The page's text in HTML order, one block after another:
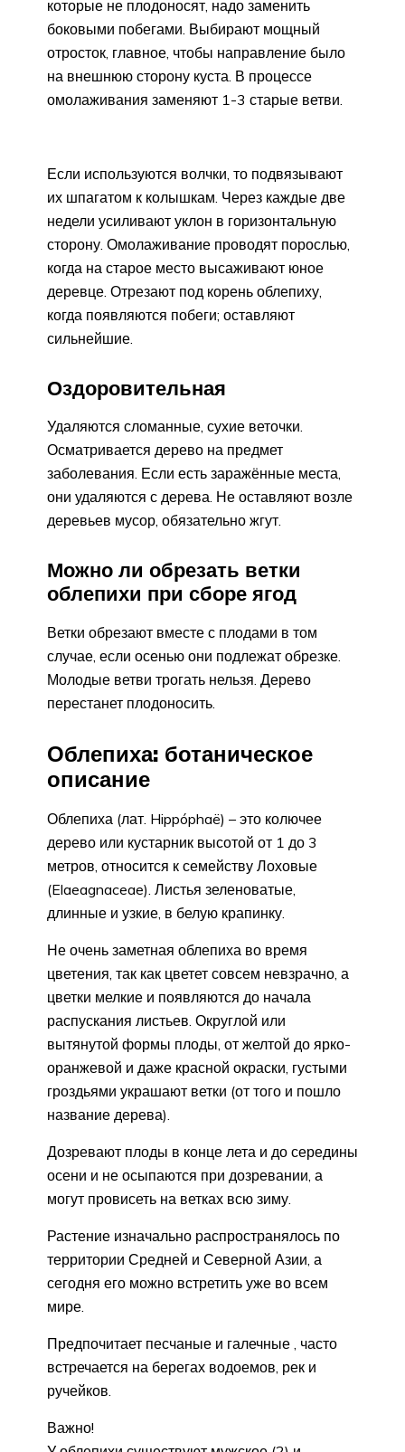
которые не плодоносят, надо заменить
боковыми побегами. Выбирают мощный
отросток, главное, чтобы направление было
на внешнюю сторону куста. В процессе
омолаживания заменяют 1-3 старые ветви.
Если используются волчки, то подвязывают
их шпагатом к колышкам. Через каждые две
недели усиливают уклон в горизонтальную
сторону. Омолаживание проводят порослью,
когда на старое место высаживают юное
деревце. Отрезают под корень облепиху,
когда появляются побеги; оставляют
сильнейшие.
Оздоровительная
Удаляются сломанные, сухие веточки.
Осматривается дерево на предмет
заболевания. Если есть заражённые места,
они удаляются с дерева. Не оставляют возле
деревьев мусор, обязательно жгут.
Можно ли обрезать ветки
облепихи при сборе ягод
Ветки обрезают вместе с плодами в том
случае, если осенью они подлежат обрезке.
Молодые ветви трогать нельзя. Дерево
перестанет плодоносить.
Облепиха: ботаническое
описание
Облепиха (лат. Hippóphaë) – это колючее
дерево или кустарник высотой от 1 до 3
метров, относится к семейству Лоховые
(Elaeagnaceae). Листья зеленоватые,
длинные и узкие, в белую крапинку.
Не очень заметная облепиха во время
цветения, так как цветет совсем невзрачно, а
цветки мелкие и появляются до начала
распускания листьев. Округлой или
вытянутой формы плоды, от желтой до ярко-
оранжевой и даже красной окраски, густыми
гроздьями украшают ветки (от того и пошло
название дерева).
Дозревают плоды в конце лета и до середины
осени и не осыпаются при дозревании, а
могут провисеть на ветках всю зиму.
Растение изначально распространялось по
территории Средней и Северной Азии, а
сегодня его можно встретить уже во всем
мире.
Предпочитает песчаные и галечные , часто
встречается на берегах водоемов, рек и
ручейков.
Важно!